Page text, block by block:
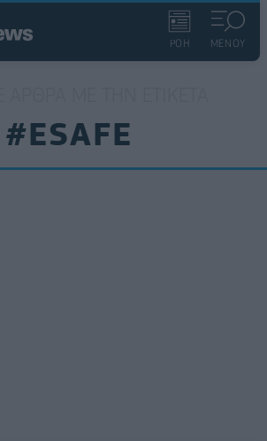
ΡΟΗ ΜΕΝΟΥ
#ESAFE